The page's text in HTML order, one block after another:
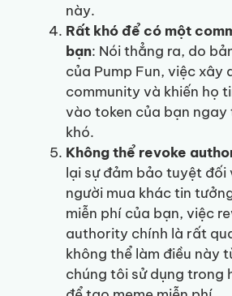
này.
Rất khó để có một
bạn: Nói thẳng ra, do
của Pump Fun, việc xây
community và khiến họ
vào token của bạn ngay
khó.
Không thể revoke
lại sự đảm bảo tuyệt đối
người mua khác tin
miễn phí của bạn, việc
authority chính là rất
không thể làm điều này
chúng tôi sử dụng trong